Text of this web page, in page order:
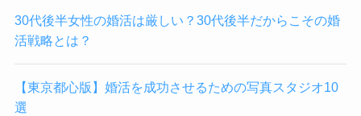
30代後半女性の婚活は厳しい？30代後半だからこその婚
活戦略とは？
【東京都心版】婚活を成功させるための写真スタジオ10
選